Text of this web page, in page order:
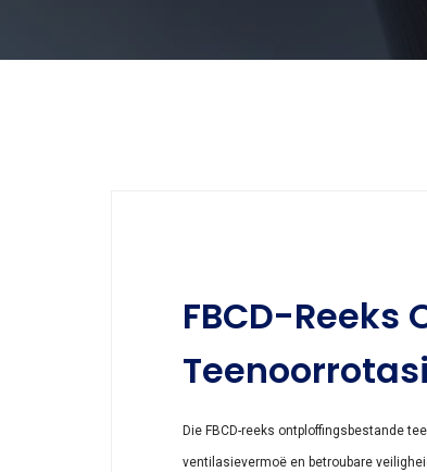
FBCD-
Die FBCD-reeks ontploffingsbestande
ventilasievermoë en betroubare